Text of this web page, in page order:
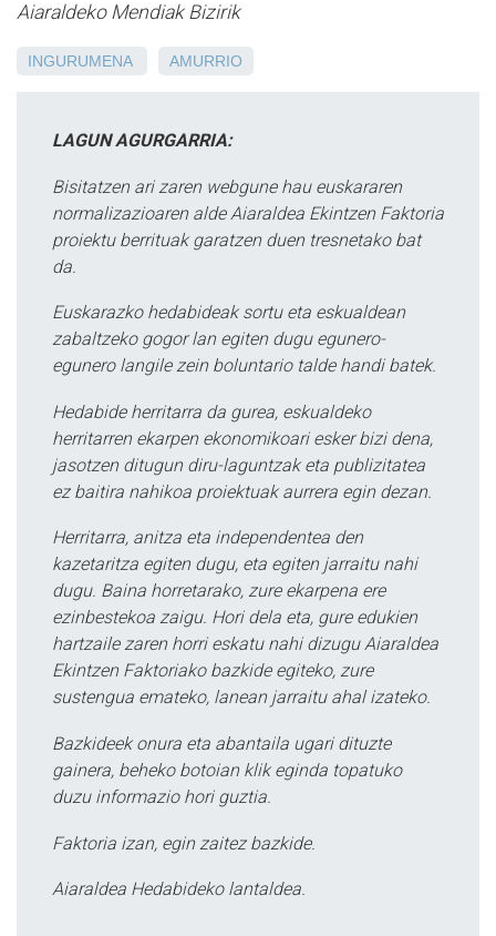
Aiaraldeko Mendiak Bizirik
INGURUMENA AMURRIO
LAGUN AGURGARRIA:
Bisitatzen ari zaren webgune hau euskararen
normalizazioaren alde Aiaraldea Ekintzen Faktoria
proiektu berrituak garatzen duen tresnetako bat
da.
Euskarazko hedabideak sortu eta eskualdean
zabaltzeko gogor lan egiten dugu egunero-
egunero langile zein boluntario talde handi batek.
Hedabide herritarra da gurea, eskualdeko
herritarren ekarpen ekonomikoari esker bizi dena,
jasotzen ditugun diru-laguntzak eta publizitatea
ez baitira nahikoa proiektuak aurrera egin dezan.
Herritarra, anitza eta independentea den
kazetaritza egiten dugu, eta egiten jarraitu nahi
dugu. Baina horretarako, zure ekarpena ere
ezinbestekoa zaigu. Hori dela eta, gure edukien
hartzaile zaren horri eskatu nahi dizugu Aiaraldea
Ekintzen Faktoriako bazkide egiteko, zure
sustengua emateko, lanean jarraitu ahal izateko.
Bazkideek onura eta abantaila ugari dituzte
gainera, beheko botoian klik eginda topatuko
duzu informazio hori guztia.
Faktoria izan, egin zaitez bazkide.
Aiaraldea Hedabideko lantaldea.